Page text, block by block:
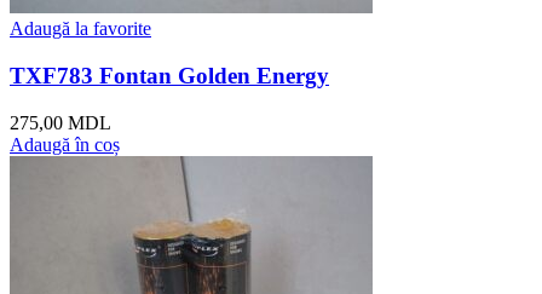
Adaugă la favorite
TXF783 Fontan Golden Energy
275,00 MDL
Adaugă în coș